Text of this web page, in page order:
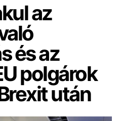
az
és az
polgárok
után